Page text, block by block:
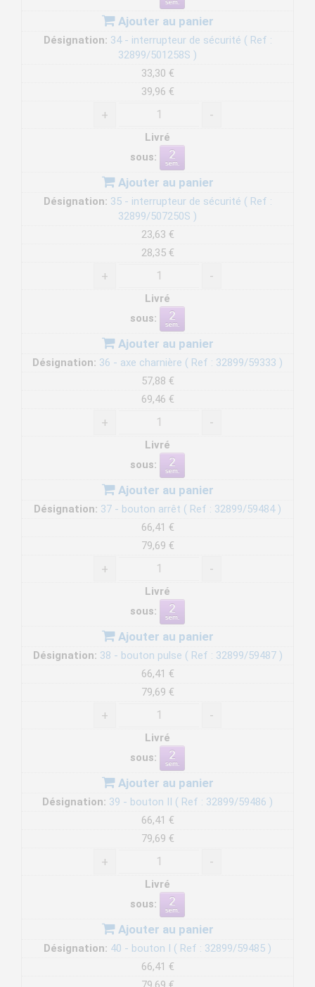
Ajouter au panier
Désignation: 34 - interrupteur de sécurité ( Ref :
32899/501258S )
33,30 €
39,96 €
+ -
Livré
sous:
Ajouter au panier
Désignation: 35 - interrupteur de sécurité ( Ref :
32899/507250S )
23,63 €
28,35 €
+ -
Livré
sous:
Ajouter au panier
Désignation: 36 - axe charnière ( Ref : 32899/59333 )
57,88 €
69,46 €
+ -
Livré
sous:
Ajouter au panier
Désignation: 37 - bouton arrêt ( Ref : 32899/59484 )
66,41 €
79,69 €
+ -
Livré
sous:
Ajouter au panier
Désignation: 38 - bouton pulse ( Ref : 32899/59487 )
66,41 €
79,69 €
+ -
Livré
sous:
Ajouter au panier
Désignation: 39 - bouton II ( Ref : 32899/59486 )
66,41 €
79,69 €
+ -
Livré
sous:
Ajouter au panier
Désignation: 40 - bouton I ( Ref : 32899/59485 )
66,41 €